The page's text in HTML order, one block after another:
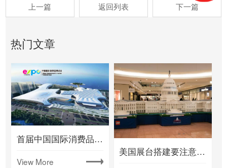
上一篇 返回列表 下一篇
热门文章
首届中国国际消费品博览会将在海南举办
View More
美国展台搭建要注意什么